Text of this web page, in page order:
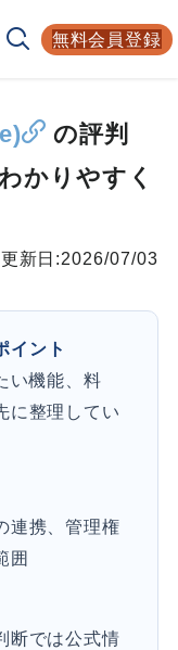
無料会員登録
の評判
かりやすく
更新日:2026/07/03
イント
い機能、料
に整理してい
連携、管理権
囲
断では公式情